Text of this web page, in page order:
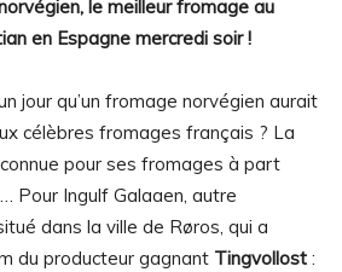
le meilleur fromage au
en Espagne mercredi soir !
jour qu’un fromage norvégien aurait
célèbres fromages français ? La
pour ses fromages à part
Pour Ingulf Galaaen, autre
dans la ville de Røros, qui a
du producteur gagnant Tingvollost :